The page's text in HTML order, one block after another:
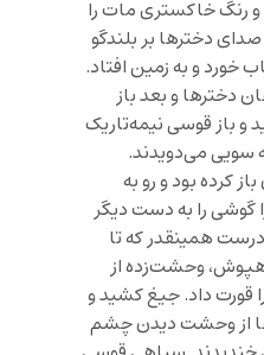
رنگ خاکستری مات را
دخترها بر بلندگو
خورد و به زمین افتاد.
دخترها و بعد باز
و باز قوسی نیمه‌تاریک
سویی می‌دویدند.
کرده بود و رو به
را به دست دیگر
همینقدر که تا
وحشت‌زده از
داد. جیغ کشید و
از وحشت دیدن چشم